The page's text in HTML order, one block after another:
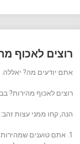
רוצים לאכוף
אתם יודעים מה? יאללה.
רוצים לאכוף מהירות?
הנה, קחו ממני עצות זהב:
1. אתם טוענים